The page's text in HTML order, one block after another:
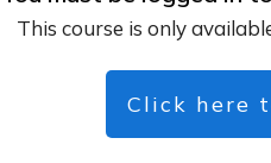
This course is only
Click here